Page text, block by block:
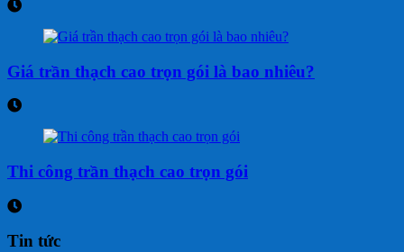
Giá trần thạch cao trọn gói là bao nhiêu?
Thi công trần thạch cao trọn gói
Tin tức